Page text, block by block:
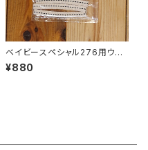
ベイビースペシャル276用ウィッ
ク 5本ｾｯﾄ
¥880